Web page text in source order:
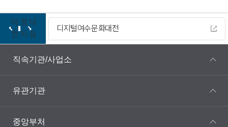
이
전
정
지
다
음
디지털여수문화대전
직속기관/사업소
유관기관
중앙부처